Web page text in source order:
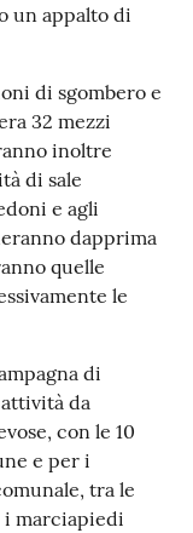
un appalto di
di sgombero e
32 mezzi
inoltre
di sale
e agli
dapprima
quelle
le
di
da
con le 10
e per i
tra le
marciapiedi